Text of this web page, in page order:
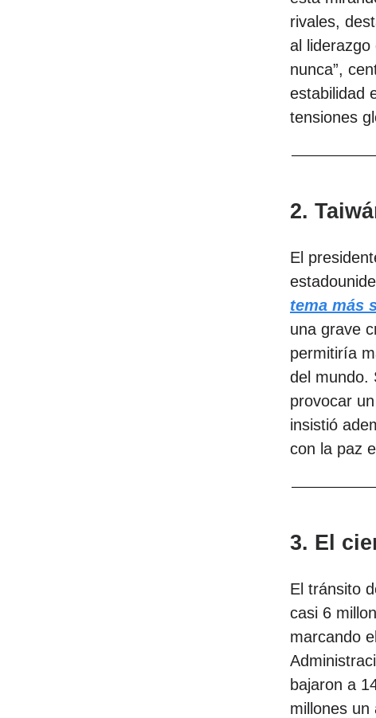
rivales,
al liderazgo
nunca”,
estabilidad
tensiones
2.
El
tema más
una grave
permitiría
del mundo.
provocar
insistió
con la paz
3. El
El tránsito
casi 6
marcando
bajaron a
millones